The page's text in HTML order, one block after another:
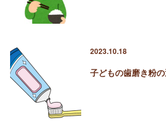
2023.10.18
子どもの歯磨き粉